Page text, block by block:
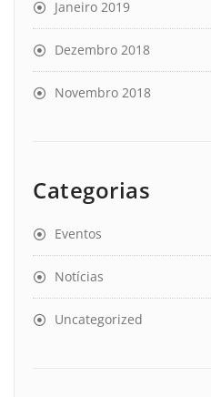
Janeiro 2019
Dezembro 2018
Novembro 2018
Categorias
Eventos
Notícias
Uncategorized